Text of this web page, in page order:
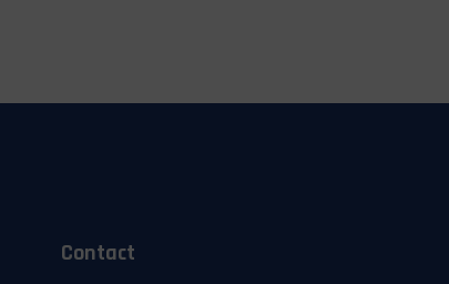
Contact